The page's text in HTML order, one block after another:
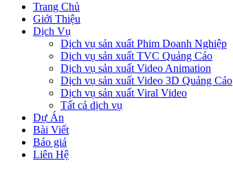
Trang Chủ
Giới Thiệu
Dịch Vụ
Dịch vụ sản xuất Phim Doanh Nghiệp
Dịch vụ sản xuất TVC Quảng Cáo
Dịch vụ sản xuất Video Animation
Dịch vụ sản xuất Video 3D Quảng Cáo
Dịch vụ sản xuất Viral Video
Tất cả dịch vụ
Dự Án
Bài Viết
Báo giá
Liên Hệ